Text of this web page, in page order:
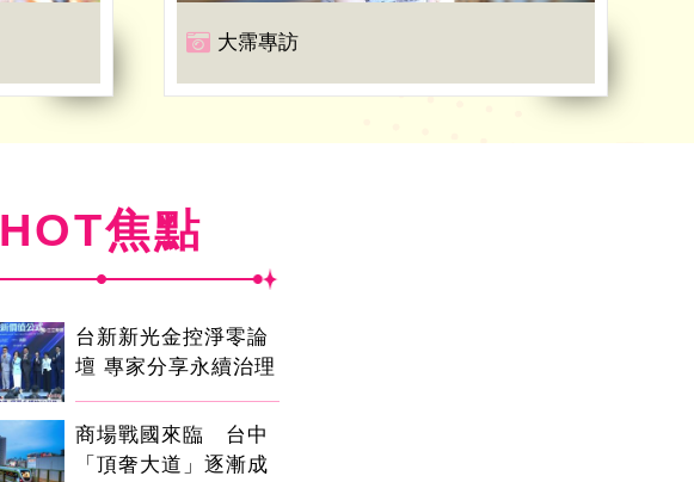
大霈專訪
HOT焦點
台新新光金控淨零論
壇 專家分享永續治理
商場戰國來臨 台中
「頂奢大道」逐漸成